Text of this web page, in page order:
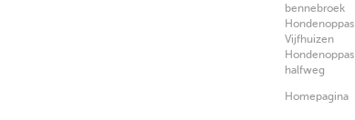
bennebroek
Hondenoppas
Vijfhuizen
Hondenoppas
halfweg
Homepagina